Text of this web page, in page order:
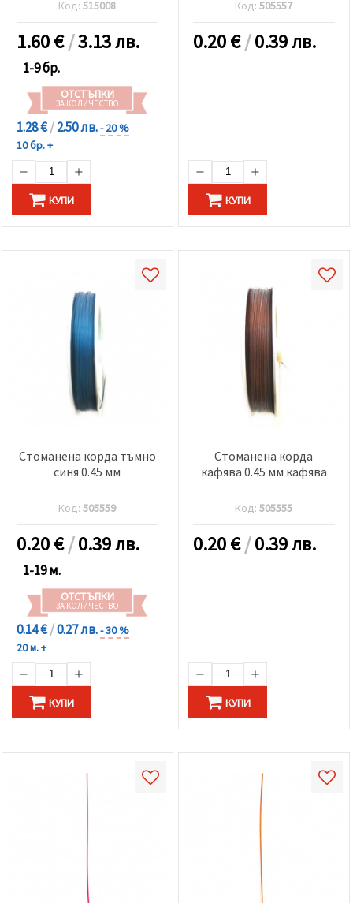
Код:515008
1.60€/3.13 лв.
1-9 бр.
ОТСТЪПКИ
ЗА КОЛИЧЕСТВО
1.28 €/2.50 лв.- 20 %
10 бр. +
КУПИ
Код:505557
0.20€/0.39 лв.
КУПИ
Стоманена корда тъмно
синя 0.45 мм
Код:505559
0.20€/0.39 лв.
1-19 м.
ОТСТЪПКИ
ЗА КОЛИЧЕСТВО
0.14 €/0.27 лв.- 30 %
20 м. +
КУПИ
Стоманена корда
кафява 0.45 мм кафява
Код:505555
0.20€/0.39 лв.
КУПИ